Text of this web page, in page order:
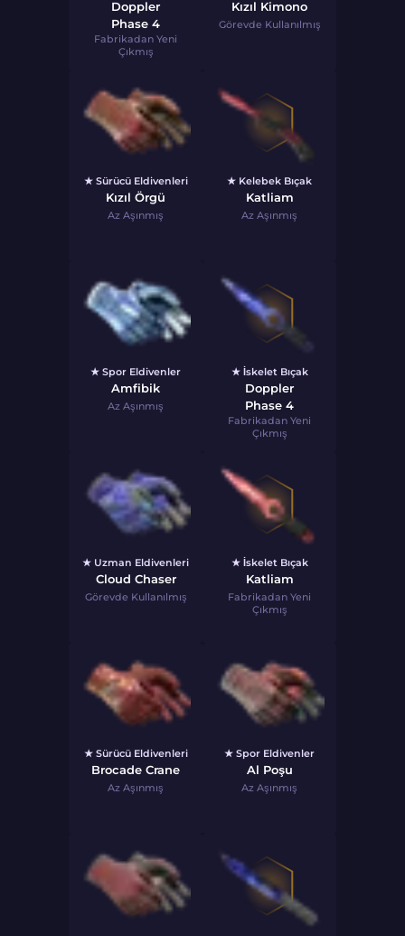
Doppler
Phase 4
Fabrikadan Yeni
Çıkmış
Kızıl Kimono
Görevde Kullanılmış
★ Sürücü Eldivenleri
Kızıl Örgü
Az Aşınmış
★ Kelebek Bıçak
Katliam
Az Aşınmış
★ Spor Eldivenler
Amfibik
Az Aşınmış
★ İskelet Bıçak
Doppler
Phase 4
Fabrikadan Yeni
Çıkmış
★ Uzman Eldivenleri
Cloud Chaser
Görevde Kullanılmış
★ İskelet Bıçak
Katliam
Fabrikadan Yeni
Çıkmış
★ Sürücü Eldivenleri
Brocade Crane
Az Aşınmış
★ Spor Eldivenler
Al Poşu
Az Aşınmış